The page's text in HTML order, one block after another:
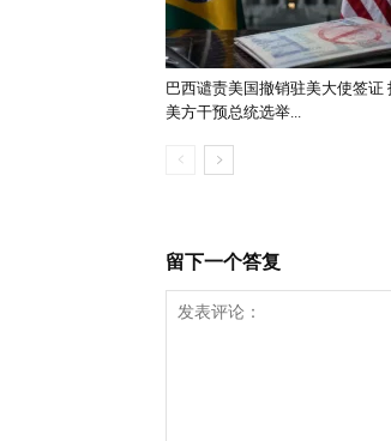
巴西谴责美国撤销驻美大使签证
美方干预总统选举...
留下一个答复